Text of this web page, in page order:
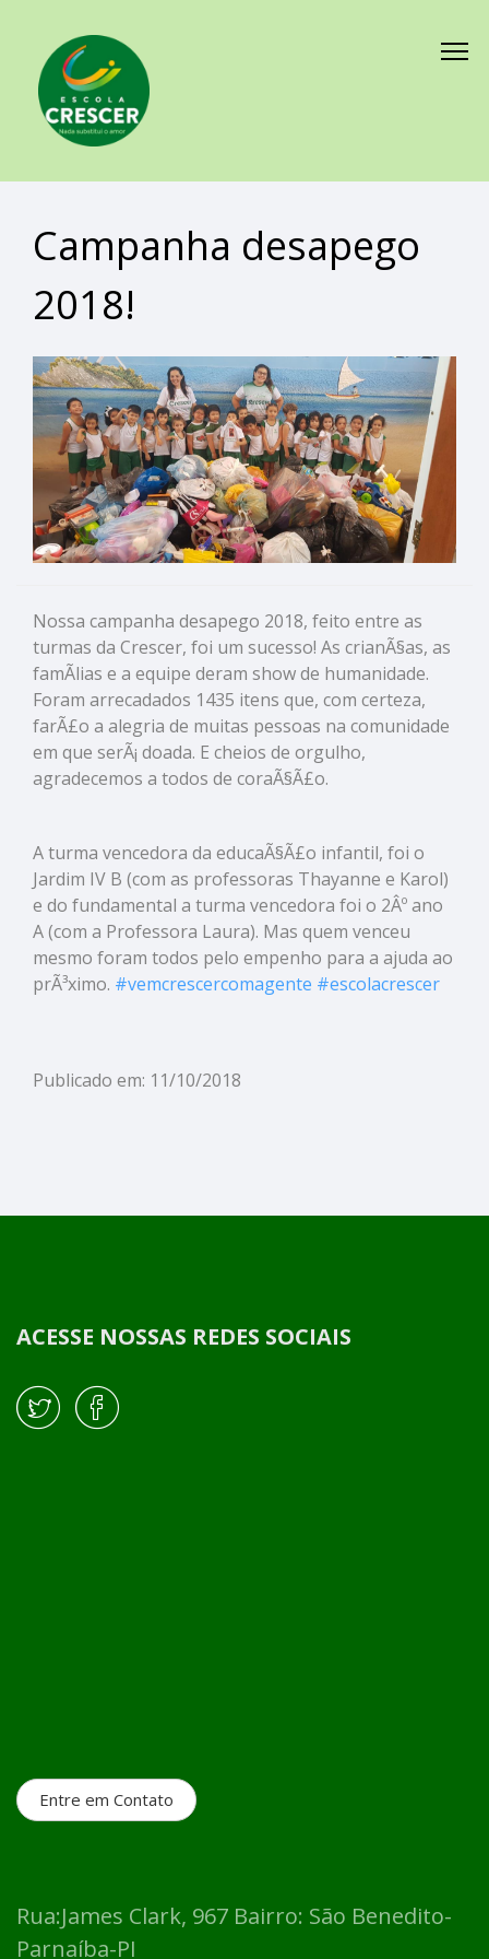
Campanha desapego
2018!
Nossa campanha desapego 2018, feito entre as
turmas da Crescer, foi um sucesso! As crianÃ§as, as
famÃ­lias e a equipe deram show de humanidade.
Foram arrecadados 1435 itens que, com certeza,
farÃ£o a alegria de muitas pessoas na comunidade
em que serÃ¡ doada. E cheios de orgulho,
agradecemos a todos de coraÃ§Ã£o.
A turma vencedora da educaÃ§Ã£o infantil, foi o
Jardim IV B (com as professoras Thayanne e Karol)
e do fundamental a turma vencedora foi o 2Âº ano
A (com a Professora Laura). Mas quem venceu
mesmo foram todos pelo empenho para a ajuda ao
prÃ³ximo. #vemcrescercomagente #escolacrescer
Publicado em: 11/10/2018
ACESSE NOSSAS REDES SOCIAIS
Entre em Contato
Rua:James Clark, 967 Bairro: São Benedito-
Parnaíba-PI